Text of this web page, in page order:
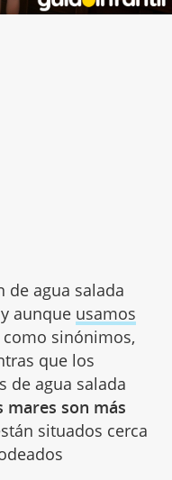
de agua salada
aunque usamos
sinónimos,
que los
de agua salada
mares son más
situados cerca